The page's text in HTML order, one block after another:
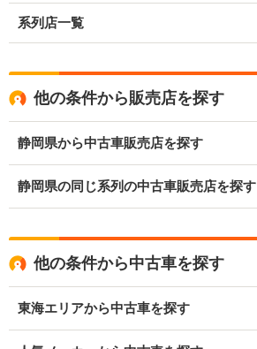
系列店一覧
他の条件から販売店を探す
静岡県から中古車販売店を探す
静岡県の同じ系列の中古車販売店を探す
他の条件から中古車を探す
東海エリアから中古車を探す